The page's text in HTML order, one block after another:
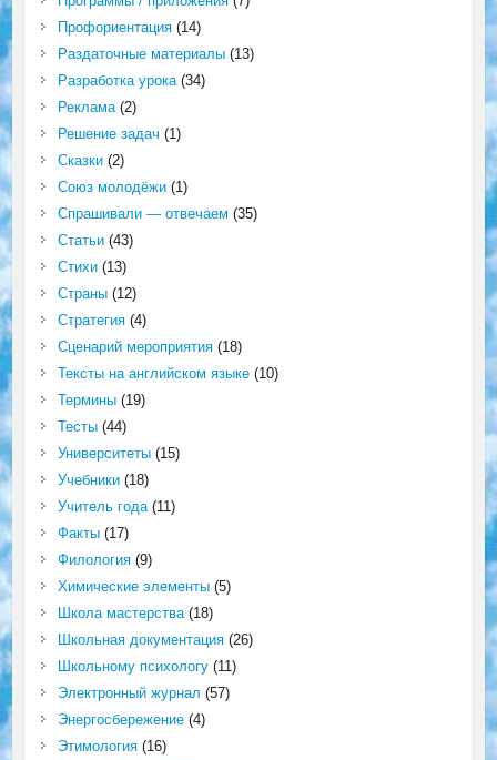
Профориентация(14)
Раздаточные материалы(13)
Разработка урока(34)
Реклама(2)
Решение задач (1)
Сказки(2)
Союз молодёжи(1)
Спрашивали — отвечаем (35)
Статьи(43)
Стихи(13)
Страны(12)
Стратегия(4)
Сценарий мероприятия(18)
Тексты на английском языке(10)
Термины(19)
Тесты(44)
Университеты(15)
Учебники(18)
Учитель года(11)
Факты(17)
Филология(9)
Химические элементы(5)
Школа мастерства(18)
Школьная документация(26)
Школьному психологу(11)
Электронный журнал (57)
Энергосбережение(4)
Этимология(16)